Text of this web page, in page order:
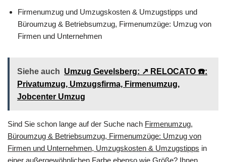
Firmenumzug und Umzugskosten & Umzugstipps und
Büroumzug & Betriebsumzug, Firmenumzüge: Umzug von
Firmen und Unternehmen
Siehe auch Umzug Gevelsberg: ↗️ RELOCATO ☎️:
Privatumzug, Umzugsfirma, Firmenumzug,
Jobcenter Umzug
Sind Sie schon lange auf der Suche nach Firmenumzug,
Büroumzug & Betriebsumzug, Firmenumzüge: Umzug von
Firmen und Unternehmen, Umzugskosten & Umzugstipps in